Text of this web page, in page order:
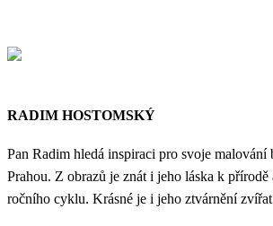
RADIM HOSTOMSKÝ
Pan Radim hledá inspiraci pro svoje malování
Prahou. Z obrazů je znát i jeho láska k přírodě
ročního cyklu. Krásné je i jeho ztvárnění